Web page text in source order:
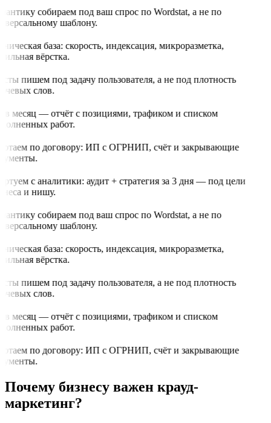
собираем под ваш спрос по Wordstat, а не по
шаблону.
база: скорость, индексация, микроразметка,
вёрстка.
пишем под задачу пользователя, а не под плотность
слов.
в месяц — отчёт с позициями, трафиком и списком
работ.
по договору: ИП с ОГРНИП, счёт и закрывающие
с аналитики: аудит + стратегия за 3 дня — под цели
и нишу.
собираем под ваш спрос по Wordstat, а не по
шаблону.
база: скорость, индексация, микроразметка,
вёрстка.
пишем под задачу пользователя, а не под плотность
слов.
в месяц — отчёт с позициями, трафиком и списком
работ.
по договору: ИП с ОГРНИП, счёт и закрывающие
Почему бизнесу важен крауд-
маркетинг?